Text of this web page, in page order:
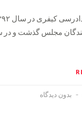
بدون دیدگاه